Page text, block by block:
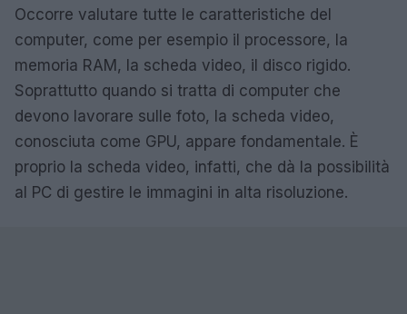
Occorre valutare tutte le caratteristiche del
computer, come per esempio il processore, la
memoria RAM, la scheda video, il disco rigido.
Soprattutto quando si tratta di computer che
devono lavorare sulle foto, la scheda video,
conosciuta come GPU, appare fondamentale. È
proprio la scheda video, infatti, che dà la possibilità
al PC di gestire le immagini in alta risoluzione.